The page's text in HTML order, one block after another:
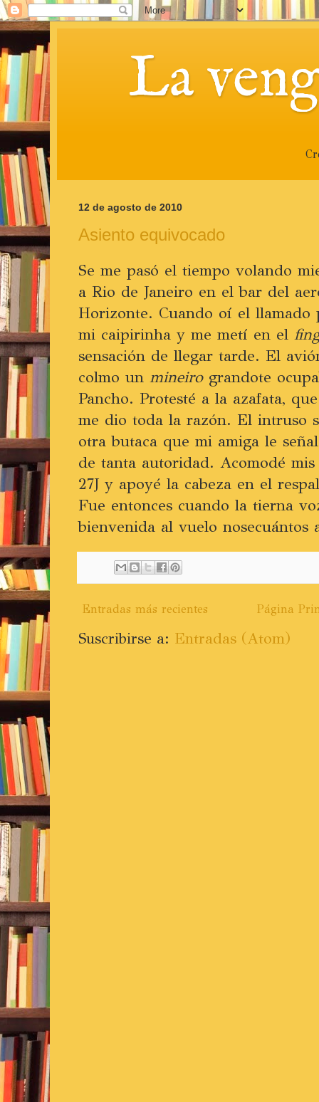
La
12 de agosto de 2010
Asiento equivocado
Se me pasó el tiempo volando
a Rio de Janeiro en el bar del
Horizonte. Cuando oí el llamado
mi caipirinha y me metí en el
sensación de llegar tarde. El
colmo un mineirograndote
Pancho. Protesté a la azafata,
me dio toda la razón. El intruso
otra butaca que mi amiga le
de tanta autoridad. Acomodé
27J y apoyé la cabeza en el
Fue entonces cuando la tierna
bienvenida al vuelo nosecuántos
Entradas más recientes Página
Suscribirse a: Entradas (Atom)